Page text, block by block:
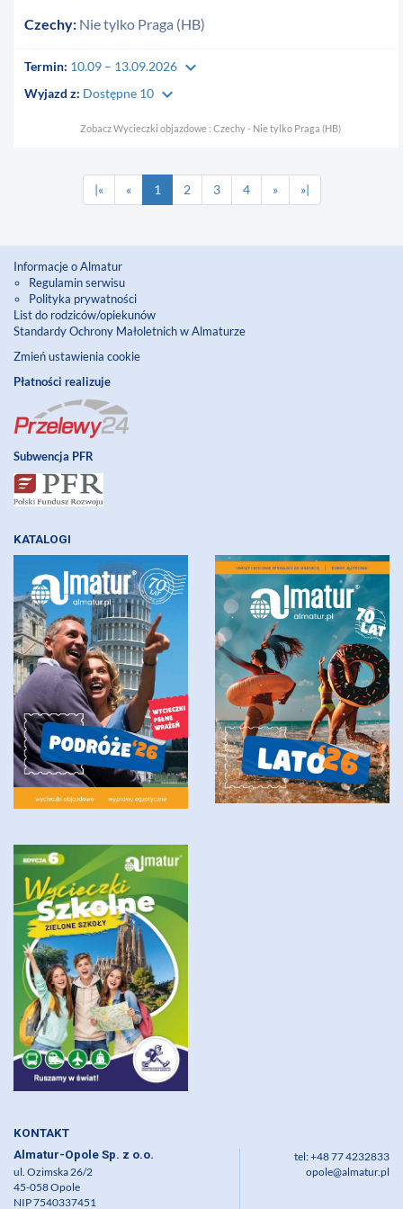
Czechy: Nie tylko Praga (HB)
Termin: 10.09 – 13.09.2026 keyboard_arrow_down
Wyjazd z: Dostępne 10 keyboard_arrow_down
Zobacz Wycieczki objazdowe : Czechy - Nie tylko Praga (HB)
|« « 1 2 3 4 » »|
Informacje o Almatur
Regulamin serwisu
Polityka prywatności
List do rodziców/opiekunów
Standardy Ochrony Małoletnich w Almaturze
Zmień ustawienia cookie
Płatności realizuje
Subwencja PFR
KATALOGI
KONTAKT
Almatur-Opole Sp. z o.o.
ul. Ozimska 26/2
45-058 Opole
NIP 7540337451
tel: +48 77 4232833
opole@almatur.pl